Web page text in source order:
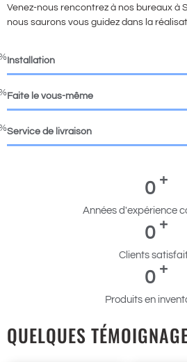
Venez-nous rencontrez à nos bureaux à
nous saurons vous guidez dans la
Installation
Faite le vous-même
Service de livraison
0 +
Années d'expérience
0 +
Clients
0 +
Produits en
QUELQUES